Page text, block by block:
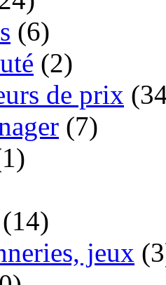
(6)
(2)
de prix
(7)
(14)
jeux